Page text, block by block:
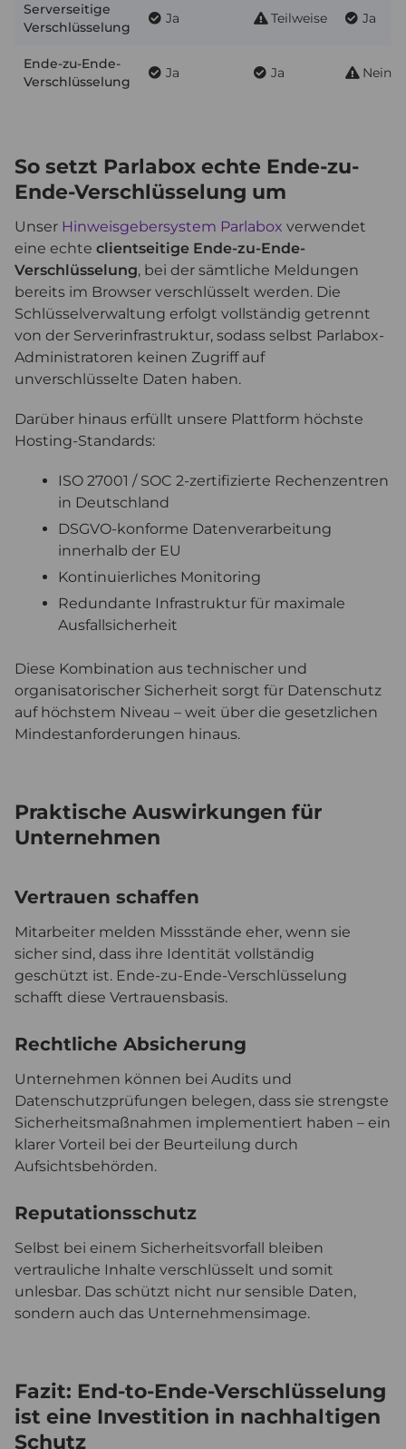
Serverseitige
Verschlüsselung
Ja Teilweise Ja
Ende-zu-Ende-
Verschlüsselung
Ja Ja Nein
So setzt Parlabox echte Ende-zu-
Ende-Verschlüsselung um
Unser Hinweisgebersystem Parlabox verwendet
eine echte clientseitige Ende-zu-Ende-
Verschlüsselung, bei der sämtliche Meldungen
bereits im Browser verschlüsselt werden. Die
Schlüsselverwaltung erfolgt vollständig getrennt
von der Serverinfrastruktur, sodass selbst Parlabox-
Administratoren keinen Zugriff auf
unverschlüsselte Daten haben.
Darüber hinaus erfüllt unsere Plattform höchste
Hosting-Standards:
ISO 27001 / SOC 2-zertifizierte Rechenzentren
in Deutschland
DSGVO-konforme Datenverarbeitung
innerhalb der EU
Kontinuierliches Monitoring
Redundante Infrastruktur für maximale
Ausfallsicherheit
Diese Kombination aus technischer und
organisatorischer Sicherheit sorgt für Datenschutz
auf höchstem Niveau – weit über die gesetzlichen
Mindestanforderungen hinaus.
Praktische Auswirkungen für
Unternehmen
Vertrauen schaffen
Mitarbeiter melden Missstände eher, wenn sie
sicher sind, dass ihre Identität vollständig
geschützt ist. Ende-zu-Ende-Verschlüsselung
schafft diese Vertrauensbasis.
Rechtliche Absicherung
Unternehmen können bei Audits und
Datenschutzprüfungen belegen, dass sie strengste
Sicherheitsmaßnahmen implementiert haben – ein
klarer Vorteil bei der Beurteilung durch
Aufsichtsbehörden.
Reputationsschutz
Selbst bei einem Sicherheitsvorfall bleiben
vertrauliche Inhalte verschlüsselt und somit
unlesbar. Das schützt nicht nur sensible Daten,
sondern auch das Unternehmensimage.
Fazit: End-to-Ende-Verschlüsselung
ist eine Investition in nachhaltigen
Schutz